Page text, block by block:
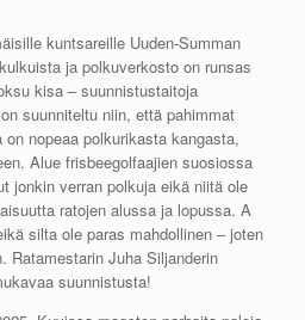
kuntsareille Uuden-Summan
ja polkuverkosto on runsas
kisa – suunnistustaitoja
suunniteltu niin, että pahimmat
nopeaa polkurikasta kangasta,
Alue frisbeegolfaajien suosiossa
jonkin verran polkuja eikä niitä ole
ratojen alussa ja lopussa. A
silta ole paras mahdollinen – joten
Ratamestarin Juha Siljanderin
suunnistusta!